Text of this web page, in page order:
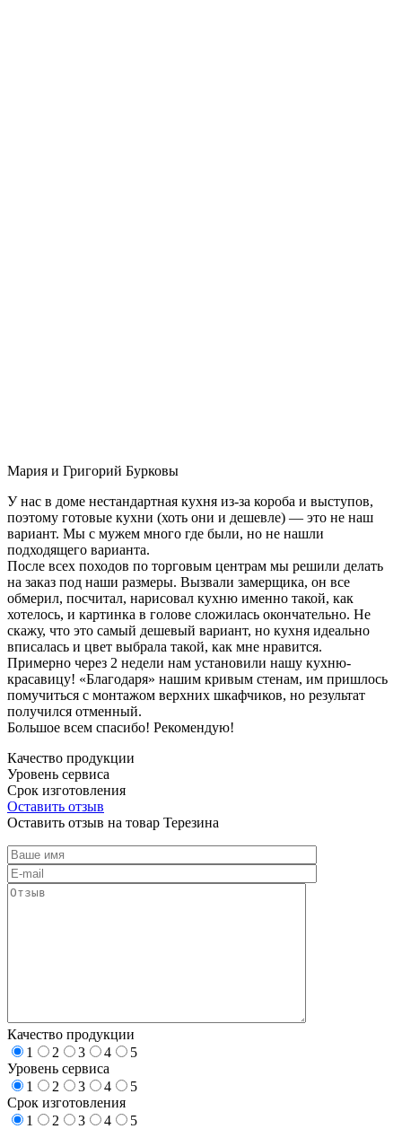
Мария и Григорий Бурковы
У нас в доме нестандартная кухня из-за короба и выступов,
поэтому готовые кухни (хоть они и дешевле) — это не наш
вариант. Мы с мужем много где были, но не нашли
подходящего варианта.
После всех походов по торговым центрам мы решили делать
на заказ под наши размеры. Вызвали замерщика, он все
обмерил, посчитал, нарисовал кухню именно такой, как
хотелось, и картинка в голове сложилась окончательно. Не
скажу, что это самый дешевый вариант, но кухня идеально
вписалась и цвет выбрала такой, как мне нравится.
Примерно через 2 недели нам установили нашу кухню-
красавицу! «Благодаря» нашим кривым стенам, им пришлось
помучиться с монтажом верхних шкафчиков, но результат
получился отменный.
Большое всем спасибо! Рекомендую!
Качество продукции
Уровень сервиса
Срок изготовления
Оставить отзыв
Оставить отзыв на товар Терезина
Качество продукции
1
2 3 4
5
Уровень сервиса
1
2 3 4
5
Срок изготовления
1
2 3 4
5